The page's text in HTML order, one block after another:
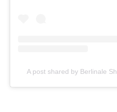
A post shared by Berlinale